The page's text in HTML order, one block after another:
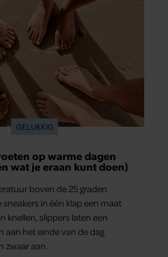
GELUKKIG
op warme dagen
wat je eraan kunt doen)
boven de 25 graden
sneakers in één klap een maat
knellen, slippers laten een
aan het einde van de dag
zwaar aan.